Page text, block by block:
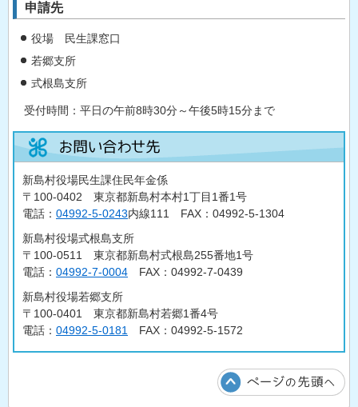
申請先
役場 民生課窓口
若郷支所
式根島支所
受付時間：平日の午前8時30分～午後5時15分まで
新島村役場民生課住民年金係
〒100-0402 東京都新島村本村1丁目1番1号
電話： 04992-5-0243内線111 FAX：04992-5-1304
新島村役場式根島支所
〒100-0511 東京都新島村式根島255番地1号
電話： 04992-7-0004 FAX：04992-7-0439
新島村役場若郷支所
〒100-0401 東京都新島村若郷1番4号
電話： 04992-5-0181 FAX：04992-5-1572